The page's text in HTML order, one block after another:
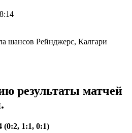
результаты матчей
(0:2, 1:1, 0:1)